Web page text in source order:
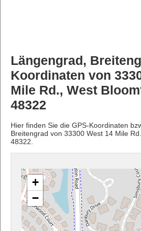
Längengrad,
Koordinaten von
Mile Rd., West
48322
Hier finden Sie die GPS-Koordinaten
Breitengrad von 33300 West 14 Mile
48322.
+
−